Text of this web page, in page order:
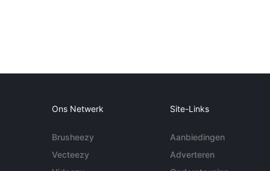
Ons Netwerk
Brusheezy
Vecteezy
Site-Links
Aanbiedingen
Adverteren